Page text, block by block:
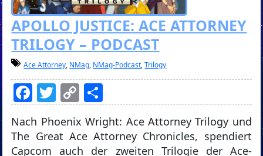
APOLLO JUSTICE: ACE ATTORNEY
TRILOGY – PODCAST
Ace Attorney, NMag, NMag-Podcast,Trilogy
Facebook
Twitter
Copy
Link
Nach Phoenix Wright: Ace Attorney Trilogy und
The Great Ace Attorney Chronicles, spendiert
Capcom auch der zweiten Trilogie der Ace-